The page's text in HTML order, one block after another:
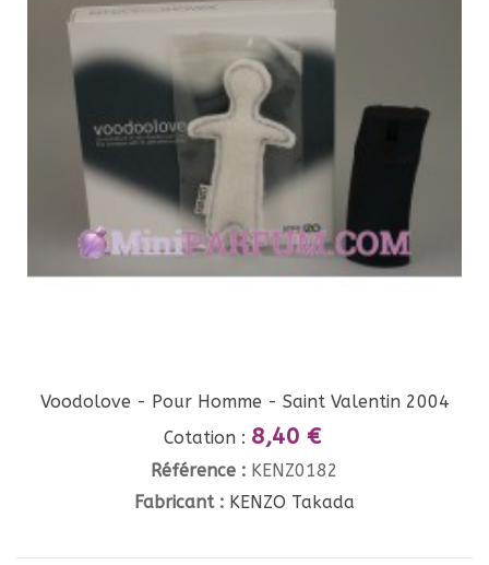
Voodolove - Pour Homme - Saint Valentin 2004
Cotation : 8,40 €
Référence : KENZ0182
Fabricant : KENZO Takada